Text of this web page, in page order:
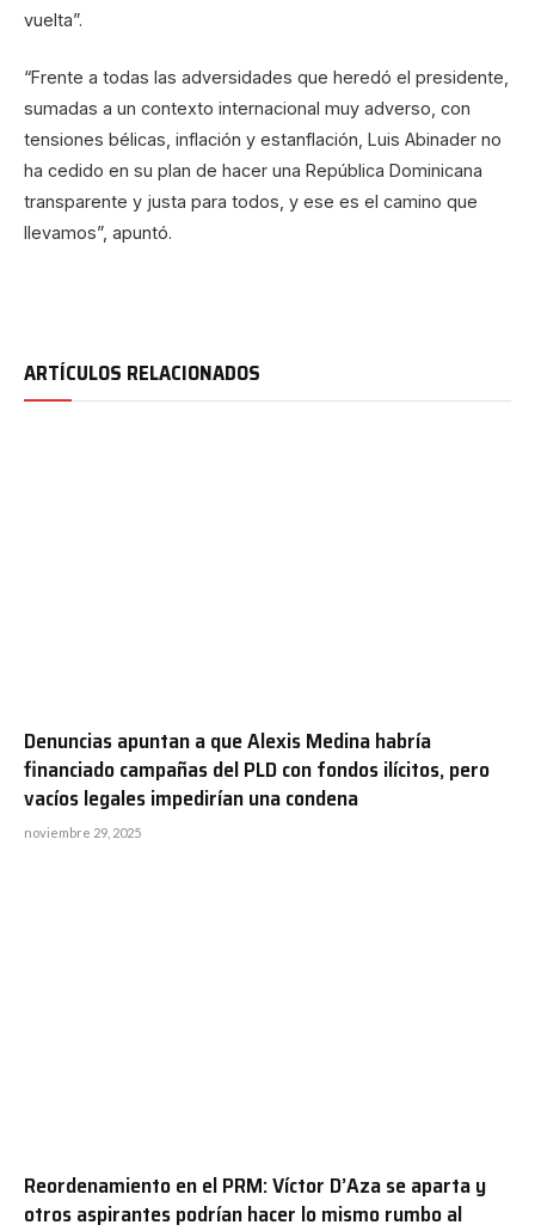
vuelta”.
“Frente a todas las adversidades que heredó el presidente,
sumadas a un contexto internacional muy adverso, con
tensiones bélicas, inflación y estanflación, Luis Abinader no
ha cedido en su plan de hacer una República Dominicana
transparente y justa para todos, y ese es el camino que
llevamos”, apuntó.
ARTÍCULOS RELACIONADOS
Denuncias apuntan a que Alexis Medina habría
financiado campañas del PLD con fondos ilícitos, pero
vacíos legales impedirían una condena
noviembre 29, 2025
Reordenamiento en el PRM: Víctor D’Aza se aparta y
otros aspirantes podrían hacer lo mismo rumbo al